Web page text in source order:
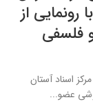
رونمایی از
فلسفی
اسناد آستان
عضو...